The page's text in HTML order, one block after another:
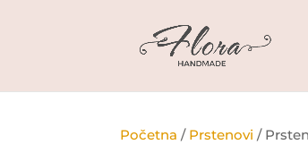
Početna / Prstenovi /